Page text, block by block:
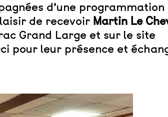
d’une programmation
de recevoir Martin Le
Grand Large et sur le site
pour leur présence et